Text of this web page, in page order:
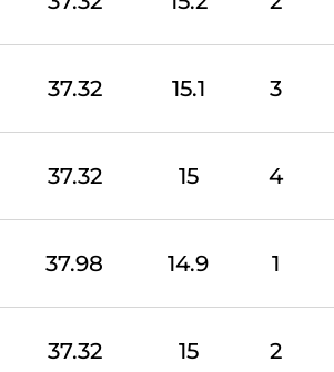
37.32 15.1 3
37.32 15 4
37.98 14.9 1
37.32 15 2